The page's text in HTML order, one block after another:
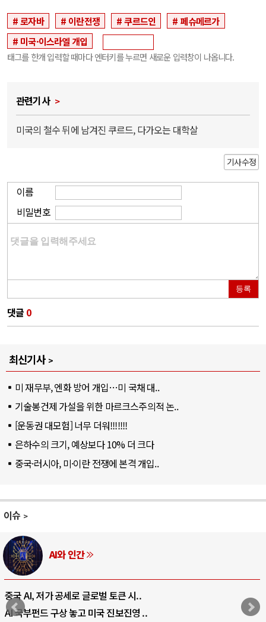
로자바 이란전쟁 쿠르드인
페슈메르가
미국·이스라엘 개입
태그를 한개 입력할 때마다 엔터키를 누르면 새로운 입력창이 나옵니다.
관련기사
미국의 철수 뒤에 남겨진 쿠르드, 다가오는 대학살
기사수정
이름
비밀번호
등록
댓글 0
최신기사
미 재무부, 엔화 방어 개입…미 국채 대..
기술봉건제 가설을 위한 마르크스주의적 논..
[운동권 대모험] 너무 더워!!!!!!!
은하수의 크기, 예상보다 10% 더 크다
중국·러시아, 미·이란 전쟁에 본격 개입..
이슈
러시아-우크라이나 전쟁
전쟁의 추상화: 우크라이나, 대리전의 역..
EU·우크라이나 드론 협력 직후, 러시아..